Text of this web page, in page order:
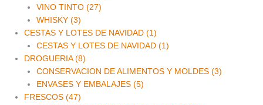
VINO TINTO (27)
WHISKY (3)
CESTAS Y LOTES DE NAVIDAD (1)
CESTAS Y LOTES DE NAVIDAD (1)
DROGUERIA (8)
CONSERVACION DE ALIMENTOS Y MOLDES (3)
ENVASES Y EMBALAJES (5)
FRESCOS (47)